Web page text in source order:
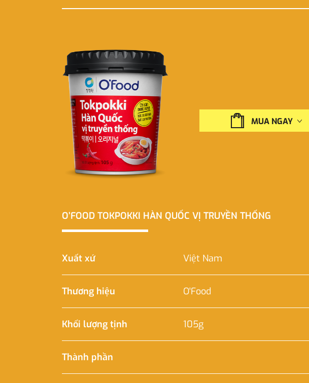
MUA NGAY
O’FOOD TOKPOKKI HÀN QUỐC VỊ TRUYỀN THỐNG
Xuất xứ Việt Nam
Thương hiệu O'Food
Khối lượng tịnh 105g
Thành phần